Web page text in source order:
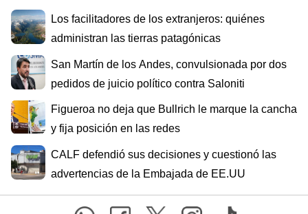
Los facilitadores de los extranjeros: quiénes
administran las tierras patagónicas
San Martín de los Andes, convulsionada por dos
pedidos de juicio político contra Saloniti
Figueroa no deja que Bullrich le marque la cancha
y fija posición en las redes
CALF defendió sus decisiones y cuestionó las
advertencias de la Embajada de EE.UU